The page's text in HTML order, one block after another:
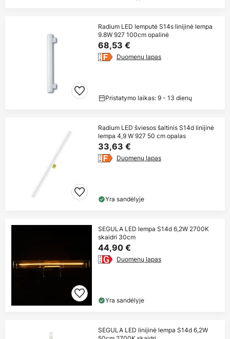
Radium LED lemputė S14s linijinė lempa
9.8W 927 100cm opalinė
68,53 €
Duomenų lapas
Pristatymo laikas: 9 - 13 dienų
Radium LED šviesos šaltinis S14d linijinė
lempa 4,9 W 927 50 cm opalas
33,63 €
Duomenų lapas
Yra sandėlyje
SEGULA LED lempa S14d 6,2W 2700K
skaidri 30cm
44,90 €
Duomenų lapas
Yra sandėlyje
SEGULA LED linijinė lempa S14d 6,2W